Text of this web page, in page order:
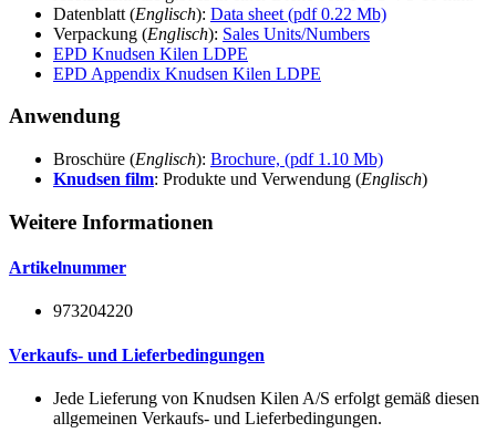
Datenblatt (Englisch): Data sheet (pdf 0.22 Mb)
Verpackung (Englisch): Sales Units/Numbers
EPD Knudsen Kilen LDPE
EPD Appendix Knudsen Kilen LDPE
Anwendung
Broschüre (Englisch): Brochure, (pdf 1.10 Mb)
Knudsen film: Produkte und Verwendung (Englisch)
Weitere Informationen
Artikelnummer
973204220
Verkaufs- und Lieferbedingungen
Jede Lieferung von Knudsen Kilen A/S erfolgt gemäß diesen
allgemeinen Verkaufs- und Lieferbedingungen.